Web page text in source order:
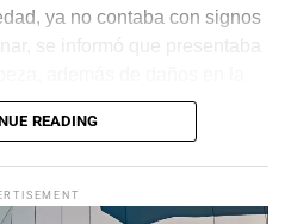
ya no contaba con signos
se informó que presentaba
y el
READING